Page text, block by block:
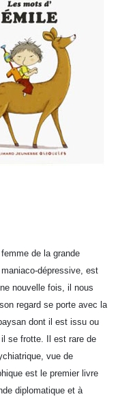
de la grande
dépressive, est
nouvelle fois, il nous
regard se porte avec la
dont il est issu ou
se frotte. Il est rare de
vue de
est le premier livre
diplomatique et à